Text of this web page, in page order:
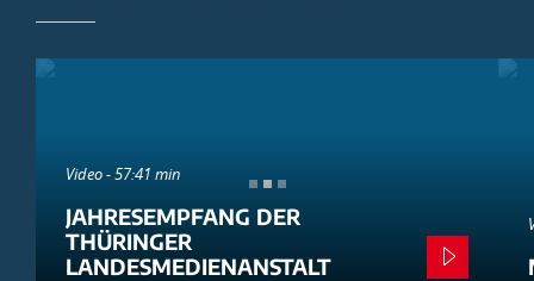
Video - 57:41 min
JAHRESEMPFANG DER
THÜRINGER
LANDESMEDIENANSTALT